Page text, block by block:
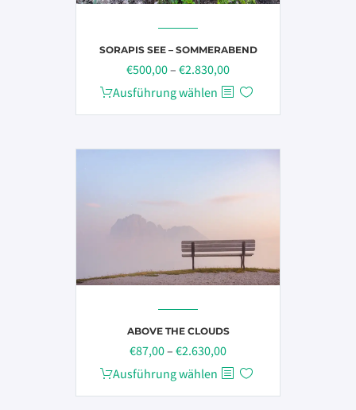
SORAPIS SEE – SOMMERABEND
€500,00– €2.830,00Preisspanne:
€500,00
Ausführung wählen
Dieses
Produkt
mehrere
Optionen
können
auf
der
Produktseite
gewählt
werden
ABOVE THE CLOUDS
€87,00– €2.630,00Preisspanne:
€87,00
Ausführung wählen
Dieses
Produkt